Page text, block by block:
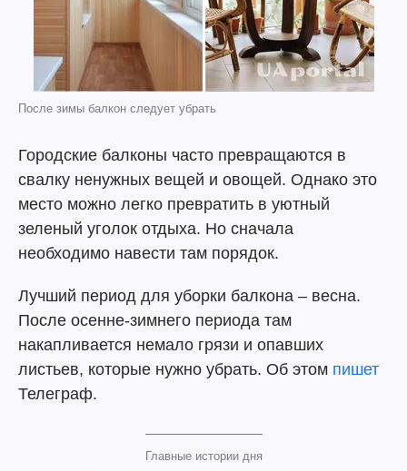
После зимы балкон следует убрать
Городские балконы часто превращаются в
свалку ненужных вещей и овощей. Однако это
место можно легко превратить в уютный
зеленый уголок отдыха. Но сначала
необходимо навести там порядок.
Лучший период для уборки балкона – весна.
После осенне-зимнего периода там
накапливается немало грязи и опавших
листьев, которые нужно убрать. Об этом пишет
Телеграф.
Главные истории дня